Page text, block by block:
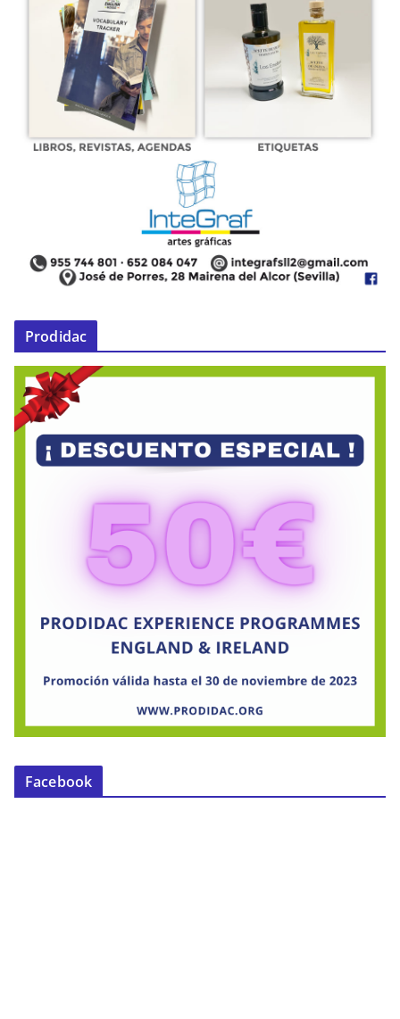
Prodidac
Facebook